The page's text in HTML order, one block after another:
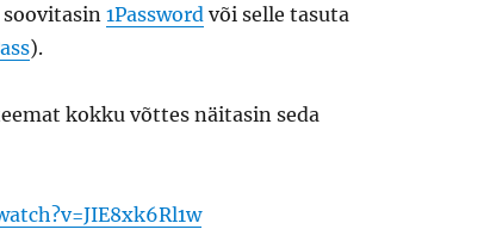
1Passwordvõi selle tasuta
).
kokku võttes näitasin seda